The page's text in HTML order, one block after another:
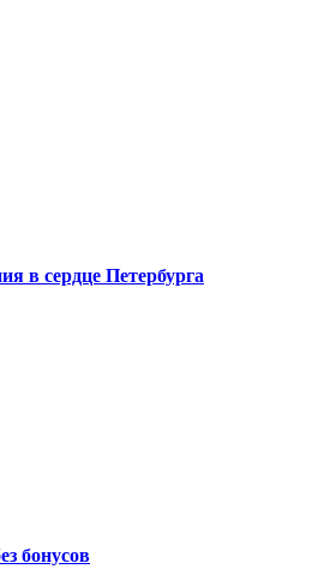
в сердце Петербурга
бонусов